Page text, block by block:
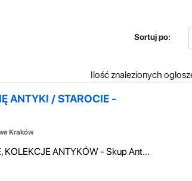
Sortuj po:
Ilość znalezionych
ANTYKI / STAROCIE -
Kraków
KUPIĘ ANTYKI, STAROCIE, KOLEKCJE ANTYKÓW - Skup Antyków i Staroci - ZBĘD...